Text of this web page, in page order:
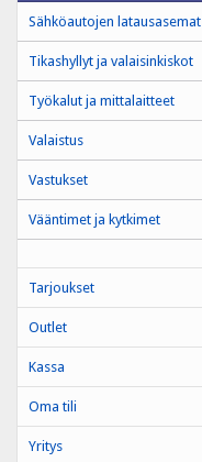
Sähköautojen latausasemat
Tikashyllyt ja valaisinkiskot
Työkalut ja mittalaitteet
Valaistus
Vastukset
Vääntimet ja kytkimet
Tarjoukset
Outlet
Kassa
Oma tili
Yritys